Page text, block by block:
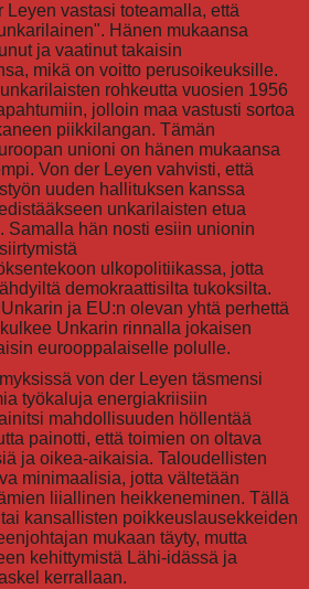
Leyen vastasi toteamalla, että
Hänen mukaansa
ja vaatinut takaisin
mikä on voitto perusoikeuksille.
rohkeutta vuosien 1956
jolloin maa vastusti sortoa
piikkilangan. Tämän
unioni on hänen mukaansa
Von der Leyen vahvisti, että
uuden hallituksen kanssa
unkarilaisten etua
Samalla hän nosti esiin unionin
ulkopolitiikassa, jotta
demokraattisilta tukoksilta.
ja EU:n olevan yhtä perhettä
Unkarin rinnalla jokaisen
eurooppalaiselle polulle.
von der Leyen täsmensi
työkaluja energiakriisiin
mahdollisuuden höllentää
painotti, että toimien on oltava
ja oikea-aikaisia. Taloudellisten
minimaalisia, jotta vältetään
liiallinen heikkeneminen. Tällä
kansallisten poikkeuslausekkeiden
mukaan täyty, mutta
kehittymistä Lähi-idässä ja
kerrallaan.